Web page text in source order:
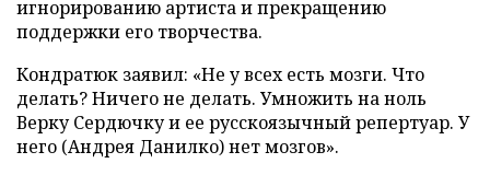
игнорированию артиста и прекращению
поддержки его творчества.
Кондратюк заявил: «Не у всех есть мозги. Что
делать? Ничего не делать. Умножить на ноль
Верку Сердючку и ее русскоязычный репертуар. У
него (Андрея Данилко) нет мозгов».